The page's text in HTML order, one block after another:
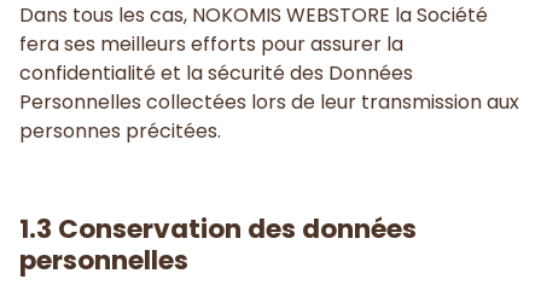
Dans tous les cas, NOKOMIS WEBSTORE la Société
fera ses meilleurs efforts pour assurer la
confidentialité et la sécurité des Données
Personnelles collectées lors de leur transmission aux
personnes précitées.
1.3 Conservation des données
personnelles